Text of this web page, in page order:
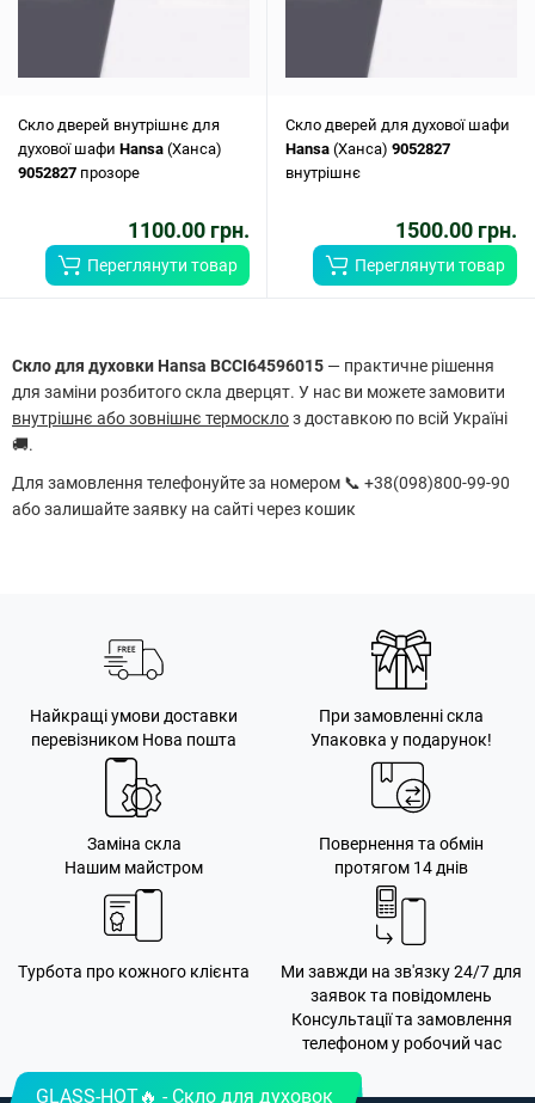
Скло дверей внутрішнє для
духової шафи Hansa (Ханса)
9052827 прозоре
1100.00 грн.
Переглянути товар
Скло дверей для духової шафи
Hansa (Ханса) 9052827
внутрішнє
1500.00 грн.
Переглянути товар
Скло для духовки Hansa BCCI64596015 — практичне рішення
для заміни розбитого скла дверцят. У нас ви можете замовити
внутрішнє або зовнішнє термосклоз доставкою по всій Україні
🚚.
Для замовлення телефонуйте за номером 📞 +38(098)800-99-90
або залишайте заявку на сайті через кошик
Найкращі умови доставки
перевізником Нова пошта
При замовленні скла
Упаковка у подарунок!
Заміна скла
Нашим майстром
Повернення та обмін
протягом 14 днів
Турбота про кожного клієнта
Ми завжди на зв'язку 24/7 для
заявок та повідомлень
Консультації та замовлення
телефоном у робочий час
GLASS-HOT🔥 - Скло для духовок